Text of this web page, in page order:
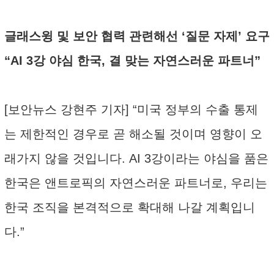
글래스윙 및 보안 협력 관련해선 ‘질문 자제’ 요구
“AI 3강 야심 한국, 결 맞는 자연스러운 파트너”
[보안뉴스 강현주 기자] “미국 정부의 수출 통제
는 제한적인 경우로 곧 해소될 것이며 영향이 오
래가지 않을 것입니다. AI 3강이라는 야심을 품은
한국은 앤트로픽의 자연스러운 파트너로, 우리는
한국 조직을 본격적으로 확대해 나갈 계획입니
다.”